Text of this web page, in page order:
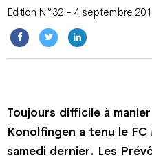
Edition N°32 - 4 septembre
Toujours difficile à
Konolfingen a tenu le
samedi dernier. Les